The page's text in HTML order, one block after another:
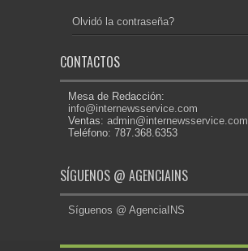
Olvidó la contraseña?
CONTACTOS
Mesa de Redacción:
info@internewsservice.com
Ventas: admin@internewsservice.com
Teléfono: 787.368.6353
SÍGUENOS @ AGENCIAINS
Síguenos @ AgenciaINS